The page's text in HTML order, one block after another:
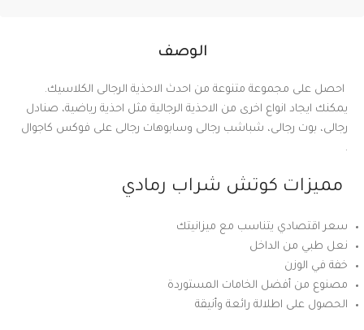
الوصف
احصل على مجموعة متنوعة من احدث الاحذية الرجالى الكلاسيك.
يمكنك ايجاد انواع اخرى من الاحذية الرجالية مثل احذية رياضية، صنادل
رجالى، بوت رجالى، شباشب رجالى وسابوهات رجالى على فوكس كاجوال
.
مميزات كوتش شراب رمادي
سعر اقتصادي يتناسب مع ميزانيتك
نعل طبي من الداخل
خفة في الوزن
مصنوع من أفضل الخامات المستوردة
الحصول على اطلالة رائعة وأنيقة